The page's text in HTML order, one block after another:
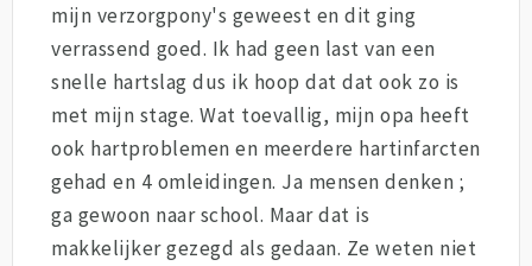
mijn verzorgpony's geweest en dit ging
verrassend goed. Ik had geen last van een
snelle hartslag dus ik hoop dat dat ook zo is
met mijn stage. Wat toevallig, mijn opa heeft
ook hartproblemen en meerdere hartinfarcten
gehad en 4 omleidingen. Ja mensen denken ;
ga gewoon naar school. Maar dat is
makkelijker gezegd als gedaan. Ze weten niet